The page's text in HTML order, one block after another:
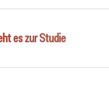
es zur Studie